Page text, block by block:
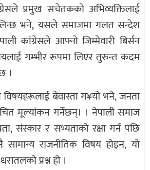
प्रमुख सचेतकको अभिव्यक्तिलाई
भने, यसले समाजमा गलत सन्देश
कांग्रेसले आफ्नो जिम्मेवारी बिर्सन
गम्भीर रूपमा लिएर तुरुन्त कदम
।
विषयहरूलाई बेवास्ता ग¥यो भने, जनता
मूल्यांकन गर्नेछन्। । नेपाली समाज
संस्कार र सभ्यताको रक्षा गर्न पछि
राजनीतिक विषय होइन, यो
प्रश्न हो ।